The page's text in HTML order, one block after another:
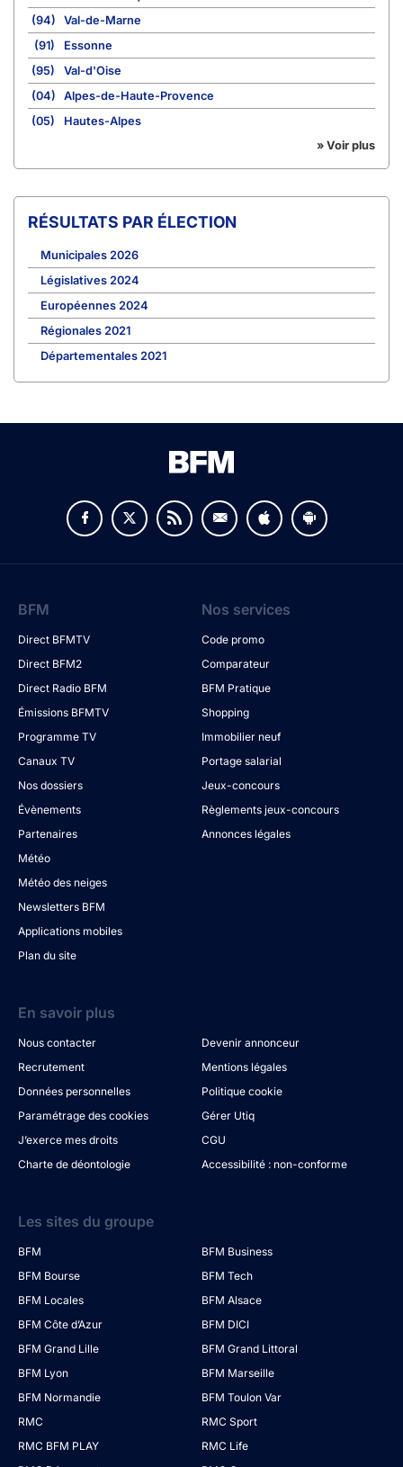
(94)
Val-de-Marne
(91)
Essonne
(95)
Val-d'Oise
(04)
Alpes-de-Haute-Provence
(05)
Hautes-Alpes
» Voir plus
RÉSULTATS PAR ÉLECTION
Municipales 2026
Législatives 2024
Européennes 2024
Régionales 2021
Départementales 2021
BFM
Direct BFMTV
Direct BFM2
Direct Radio BFM
Émissions BFMTV
Programme TV
Canaux TV
Nos dossiers
Évènements
Partenaires
Météo
Météo des neiges
Newsletters BFM
Applications mobiles
Plan du site
Nos services
Code promo
Comparateur
BFM Pratique
Shopping
Immobilier neuf
Portage salarial
Jeux-concours
Règlements jeux-concours
Annonces légales
En savoir plus
Nous contacter
Devenir annonceur
Recrutement
Mentions légales
Données personnelles
Politique cookie
Paramétrage des cookies
Gérer Utiq
J’exerce mes droits
CGU
Charte de déontologie
Accessibilité : non-conforme
Les sites du groupe
BFM
BFM Business
BFM Bourse
BFM Tech
BFM Locales
BFM Alsace
BFM Côte d’Azur
BFM DICI
BFM Grand Lille
BFM Grand Littoral
BFM Lyon
BFM Marseille
BFM Normandie
BFM Toulon Var
RMC
RMC Sport
RMC BFM PLAY
RMC Life